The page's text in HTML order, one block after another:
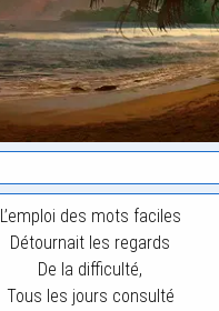
L’emploi des mots faciles
Détournait les regards
De la difficulté,
Tous les jours consulté